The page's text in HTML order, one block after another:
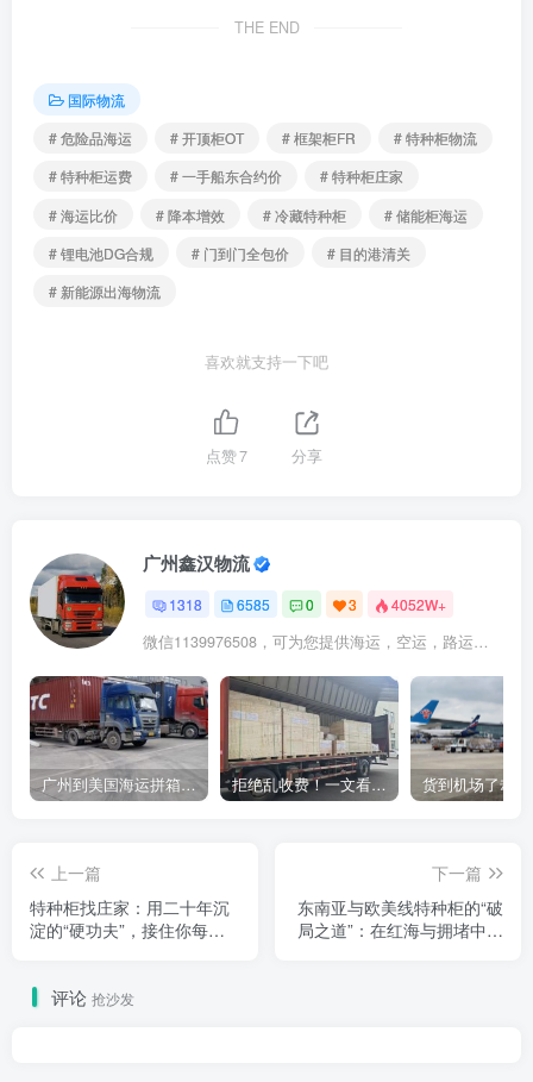
THE END
国际物流
# 危险品海运
# 开顶柜OT # 框架柜FR
# 特种柜物流
# 特种柜运费
# 一手船东合约价
# 特种柜庄家
# 海运比价
# 降本增效 # 冷藏特种柜
# 储能柜海运
# 锂电池DG合规
# 门到门全包价
# 目的港清关
# 新能源出海物流
喜欢就支持一下吧
点赞7 分享
广州鑫汉物流
1318 6585 0 3 4052W+
微信1139976508，可为您提供海运，空运，路运，铁路运输
广州到美国海运拼箱多少钱？2024年最新运费构成+隐藏费用避坑指南 拒绝乱收费！一文看懂中国货代计费套路，教你避开所有隐形坑
上一篇
特种柜找庄家：用二十年沉
淀的“硬功夫”，接住你每一
下一篇
东南亚与欧美线特种柜的“破
局之道”：在红海与拥堵中，
评论 抢沙发